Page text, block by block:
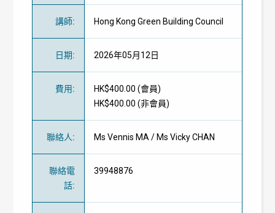
講師: Hong Kong Green Building Council
日期: 2026年05月12日
費用: HK$400.00 (會員)
HK$400.00 (非會員)
聯絡人: Ms Vennis MA / Ms Vicky CHAN
聯絡電
話:
39948876